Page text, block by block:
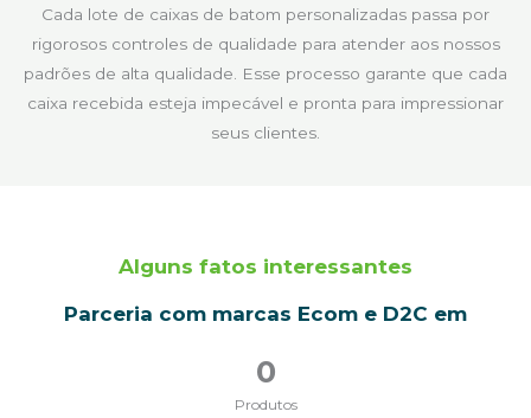
Cada lote de caixas de batom personalizadas passa por
rigorosos controles de qualidade para atender aos nossos
padrões de alta qualidade. Esse processo garante que cada
caixa recebida esteja impecável e pronta para impressionar
seus clientes.
Alguns fatos interessantes
Parceria com marcas Ecom e D2C em
Produtos
0